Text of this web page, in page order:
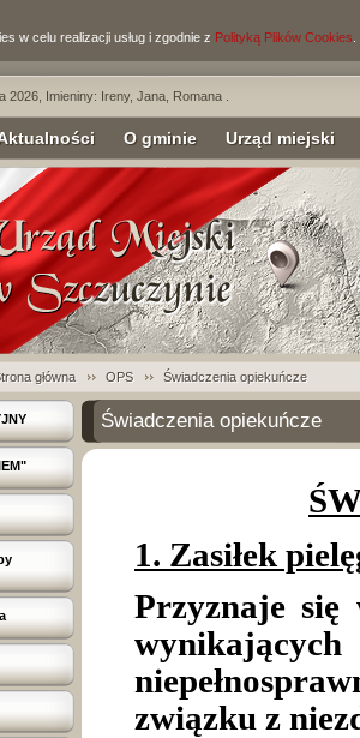
w celu realizacji usług i zgodnie z Polityką Plików Cookies
2026, Imieniny: Ireny, Jana, Romana .
O gminie Urząd miejski
główna OPS Świadczenia opiekuńcze
Świadczenia opiekuńcze
1. Zasiłek
Przyznaje się
związku z